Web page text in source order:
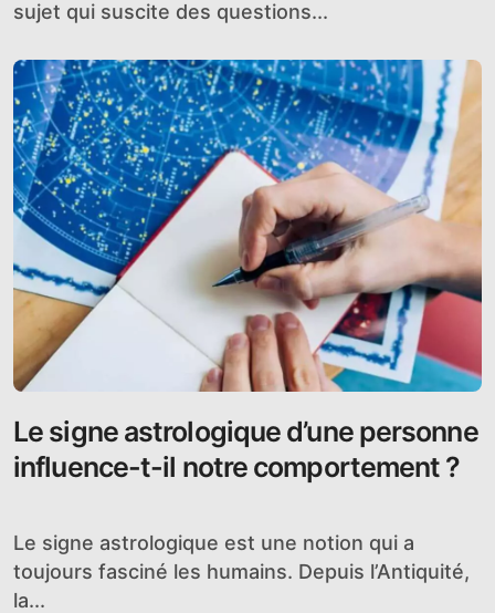
sujet qui suscite des questions...
Le signe astrologique d’une personne
influence-t-il notre comportement ?
Le signe astrologique est une notion qui a
toujours fasciné les humains. Depuis l’Antiquité,
la...